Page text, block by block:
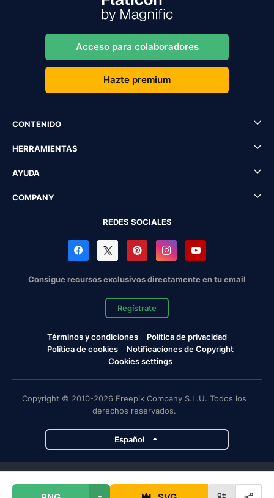
Acceso para colaboradores
Hazte premium
CONTENIDO
HERRAMIENTAS
AYUDA
COMPANY
REDES SOCIALES
Consigue recursos exclusivos directamente en tu email
Regístrate
Términos y condiciones
Política de privacidad
Política de cookies
Notificaciones de Copyright
Cookies settings
Copyright © 2010-2026 Freepik Company S.L.U. Todos los
derechos reservados.
Español